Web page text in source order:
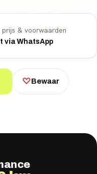
prijs & voorwaarden
via WhatsApp
♡Bewaar